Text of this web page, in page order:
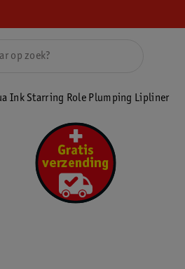
Ink Starring Role Plumping Lipliner